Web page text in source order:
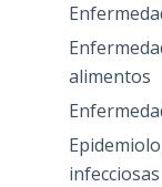
alimentos
infecciosas